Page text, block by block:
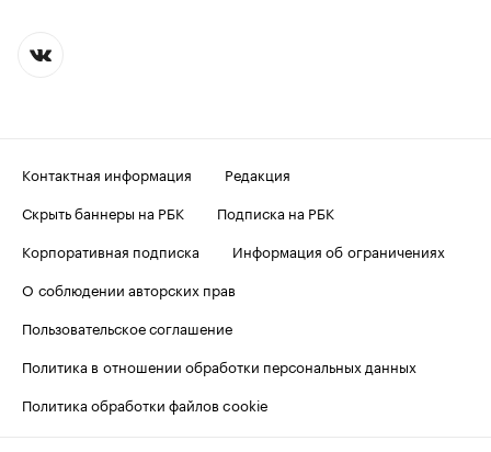
Контактная информация
Редакция
Скрыть баннеры на РБК
Подписка на РБК
Корпоративная подписка
Информация об ограничениях
О соблюдении авторских прав
Пользовательское соглашение
Политика в отношении обработки персональных данных
Политика обработки файлов cookie